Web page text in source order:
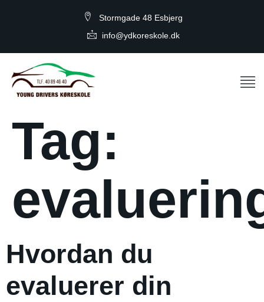
Stormgade 48 Esbjerg
info@ydkoreskole.dk
Tag:
Hvordan du
evaluerer din